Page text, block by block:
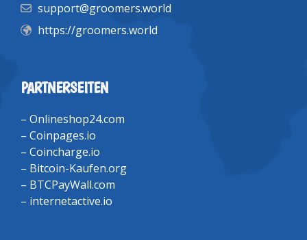
support@groomers.world
https://groomers.world
PARTNERSEITEN
– Onlineshop24.com
– Coinpages.io
– Coincharge.io
– Bitcoin-Kaufen.org
– BTCPayWall.com
– internetactive.io